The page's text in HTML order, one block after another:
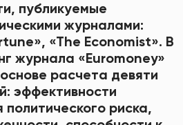
публикуемые
журналами:
«Тhе Есоnоmist». В
журнала «Еurоmоnеу»
расчета девяти
эффективности
политического риска,